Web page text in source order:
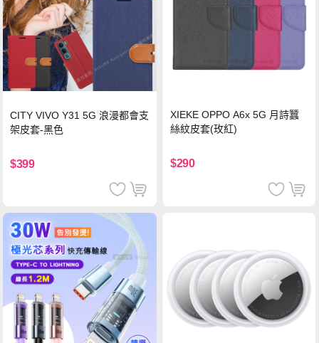
CITY VIVO Y31 5G 浪漫都會支
架皮套-黑色
$399
XIEKE OPPO A6x 5G 月詩蠶
絲紋皮套(玫紅)
$290